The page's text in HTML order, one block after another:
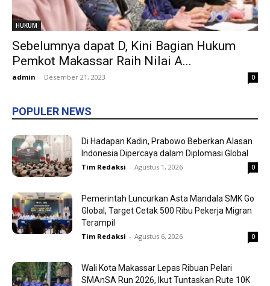
HUKUM
Sebelumnya dapat D, Kini Bagian Hukum
Pemkot Makassar Raih Nilai A...
admin - Desember 21, 2023 0
POPULER NEWS
Di Hadapan Kadin, Prabowo Beberkan Alasan
Indonesia Dipercaya dalam Diplomasi Global
Tim Redaksi - Agustus 1, 2026 0
Pemerintah Luncurkan Asta Mandala SMK Go
Global, Target Cetak 500 Ribu Pekerja Migran
Terampil
Tim Redaksi - Agustus 6, 2026 0
Wali Kota Makassar Lepas Ribuan Pelari
SMAnSA Run 2026, Ikut Tuntaskan Rute 10K